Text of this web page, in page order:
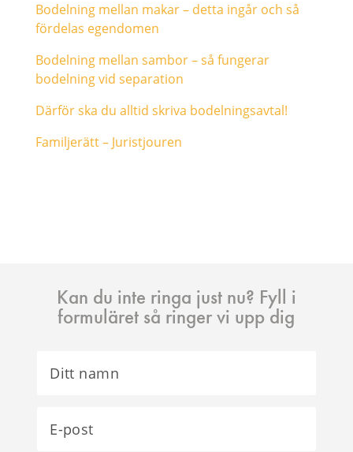
Bodelning mellan makar – detta ingår och så
fördelas egendomen
Bodelning mellan sambor – så fungerar
bodelning vid separation
Därför ska du alltid skriva bodelningsavtal!
Familjerätt – Juristjouren
Kan du inte ringa just nu? Fyll i
formuläret så ringer vi upp dig